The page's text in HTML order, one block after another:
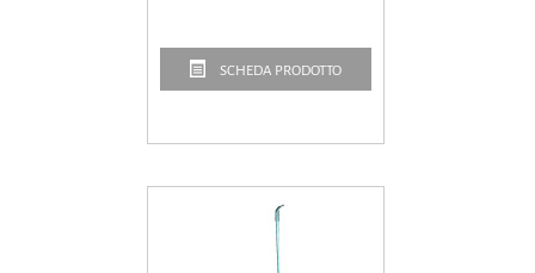
SCHEDA PRODOTTO